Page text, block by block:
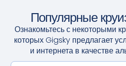
Популярные
Ознакомьтесь с некоторыми
которых Gigsky предлагает
и интернета в качестве